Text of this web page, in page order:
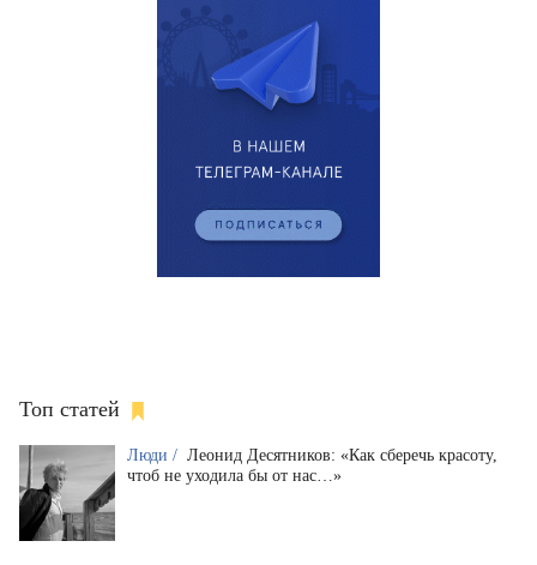
Топ статей
Люди / Леонид Десятников: «Как сберечь красоту,
чтоб не уходила бы от нас…»